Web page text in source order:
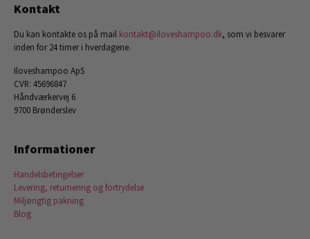
Kontakt
Du kan kontakte os på mail kontakt@iloveshampoo.dk, som vi besvarer
inden for 24 timer i hverdagene.
Iloveshampoo ApS
CVR: 45696847
Håndværkervej 6
9700 Brønderslev
Informationer
Handelsbetingelser
Levering, returnering og fortrydelse
Miljørigtig pakning
Blog